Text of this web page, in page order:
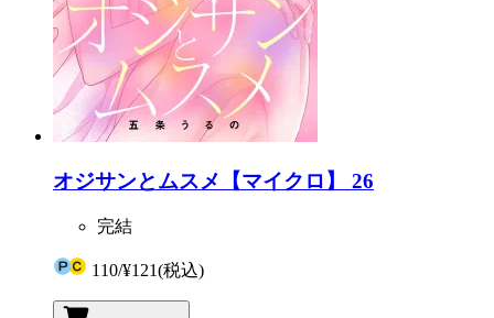
オジサンとムスメ【マイクロ】 26
完結
110/¥121(税込)